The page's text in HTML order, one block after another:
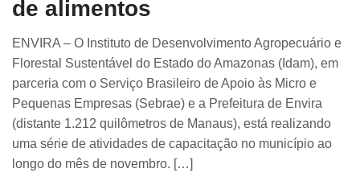
de alimentos
ENVIRA – O Instituto de Desenvolvimento Agropecuário e
Florestal Sustentável do Estado do Amazonas (Idam), em
parceria com o Serviço Brasileiro de Apoio às Micro e
Pequenas Empresas (Sebrae) e a Prefeitura de Envira
(distante 1.212 quilômetros de Manaus), está realizando
uma série de atividades de capacitação no município ao
longo do mês de novembro. […]